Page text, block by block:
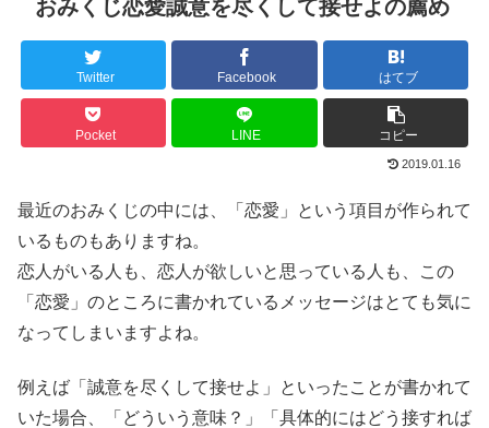
おみくじ恋愛誠意を尽くして接せよの薦め
Twitter Facebook はてブ
Pocket LINE コピー
2019.01.16
最近のおみくじの中には、「恋愛」という項目が作られて
いるものもありますね。
恋人がいる人も、恋人が欲しいと思っている人も、この
「恋愛」のところに書かれているメッセージはとても気に
なってしまいますよね。
例えば「誠意を尽くして接せよ」といったことが書かれて
いた場合、「どういう意味？」「具体的にはどう接すれば